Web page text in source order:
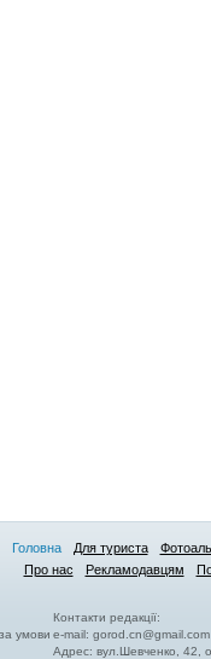
Головна Для туриста
Про нас
Рекламодавцям
умови
Контакти редакції:
e-mail:gorod.cn@gmail.com
Адрес: вул.Шевченко, 42,